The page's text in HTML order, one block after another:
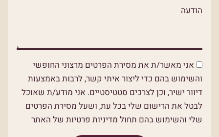
הודעה
אני מאשר/ת את מסירת הפרטים מרצוני החופשי
והשימוש בהם כדי ליצור איתי קשר, לרבות באמצעות
דיוור ישיר, וכן לצרכים סטטיסטיים. אני מודע/ת שאוכל
לבטל את הרישום שלי בכל עת, ושעל מסירת הפרטים
שלי והשימוש בהם תחול מדיניות פרטיות של האתר